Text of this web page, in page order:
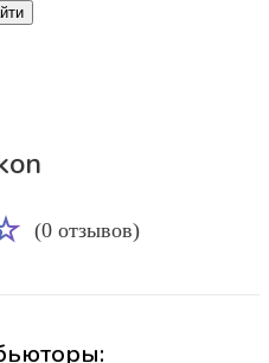
(0 отзывов)